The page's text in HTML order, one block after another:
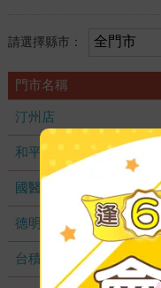
請選擇縣市：
門市名稱
汀州店
和平店
國醫加盟店
德明加盟店
台積店